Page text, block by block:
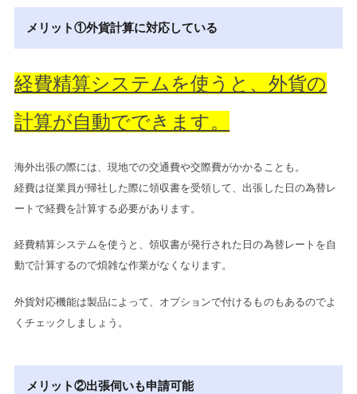
メリット①外貨計算に対応している
経費精算システムを使うと、外貨の
計算が自動でできます。
海外出張の際には、現地での交通費や交際費がかかることも。
経費は従業員が帰社した際に領収書を受領して、出張した日の為替レ
ートで経費を計算する必要があります。
経費精算システムを使うと、領収書が発行された日の為替レートを自
動で計算するので煩雑な作業がなくなります。
外貨対応機能は製品によって、オプションで付けるものもあるのでよ
くチェックしましょう。
メリット②出張伺いも申請可能